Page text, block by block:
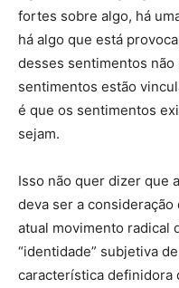
fortes sobre algo, há
há algo que está
desses sentimentos
sentimentos estão
é que os sentimentos
sejam.
Isso não quer dizer que
deva ser a
atual movimento radical
“identidade” subjetiva
característica definidora